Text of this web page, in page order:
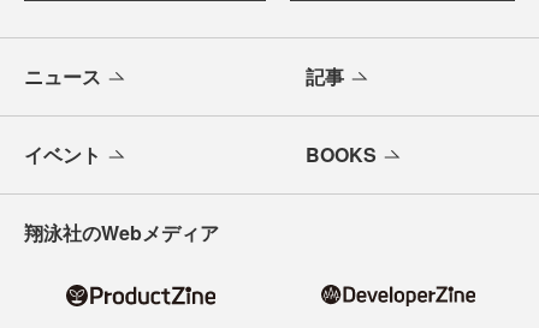
ニュース 記事
イベント BOOKS
翔泳社のWebメディア